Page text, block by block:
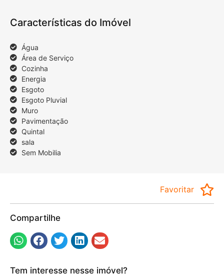
Características do Imóvel
Água
Área de Serviço
Cozinha
Energia
Esgoto
Esgoto Pluvial
Muro
Pavimentação
Quintal
sala
Sem Mobilia
Favoritar
Compartilhe
Tem interesse nesse imóvel?